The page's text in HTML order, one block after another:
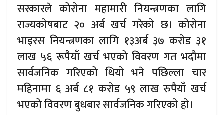
सरकारले कोरोना महामारी नियन्त्रणका लागि
राज्यकोषबाट २० अर्ब खर्च गरेको छ। कोरोना
भाइरस नियन्त्रणका लागि १३अर्ब ३७ करोड ३१
लाख ५६ रूपैयाँ खर्च भएको विवरण गत भदौमा
सार्वजनिक गरिएको थियो भने पछिल्ला चार
महिनामा ६ अर्ब ८१ करोड ५९ लाख रुपैयाँ खर्च
भएको विवरण बुधबार सार्वजनिक गरिएको हो।